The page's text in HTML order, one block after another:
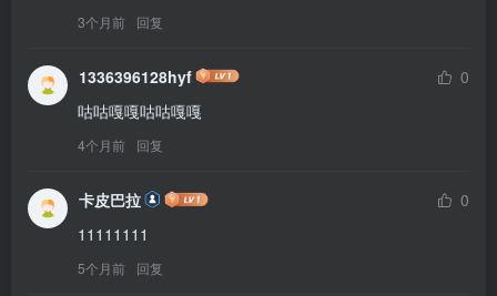
3个月前 回复
1336396128hyf
0
咕咕嘎嘎咕咕嘎嘎
4个月前 回复
卡皮巴拉
0
11111111
5个月前 回复